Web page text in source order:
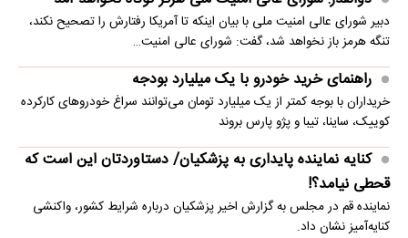
دبیر شورای عالی امنیت ملی با بیان اینکه تا آمریکا رفتارش را تصحیح نکند،
تنگه هرمز باز نخواهد شد، گفت: شورای عالی امنیت…
راهنمای خرید خودرو با یک میلیارد بودجه
خریداران با بوجه کمتر از یک میلیارد تومان می‌توانند سراغ خودروهای کارکرده
کوییک، ساینا، تیبا و پژو پارس بروند
کنایه نماینده پایداری به پزشکیان/ دستاوردتان این است که
قحطی نیامد؟!
نماینده قم در مجلس به گزارش اخیر پزشکیان درباره شرایط کشور، واکنشی
کنایه‌آمیز نشان داد.